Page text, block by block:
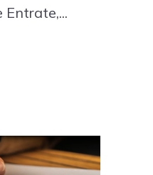
Entrate,...